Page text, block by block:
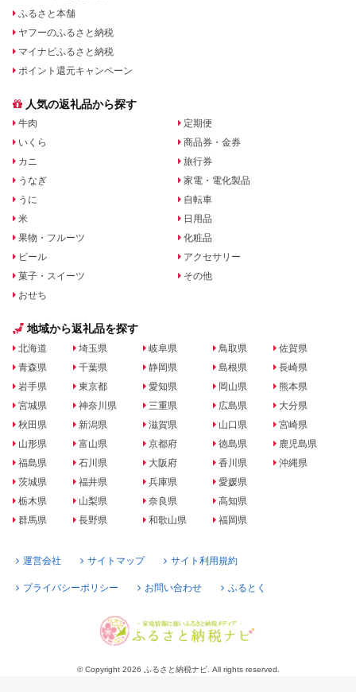
ふるさと本舗
ヤフーのふるさと納税
マイナビふるさと納税
ポイント還元キャンペーン
人気の返礼品から探す
牛肉
いくら
カニ
うなぎ
うに
米
果物・フルーツ
ビール
菓子・スイーツ
おせち
定期便
商品券・金券
旅行券
家電・電化製品
自転車
日用品
化粧品
アクセサリー
その他
地域から返礼品を探す
北海道
青森県
岩手県
宮城県
秋田県
山形県
福島県
茨城県
栃木県
群馬県
埼玉県
千葉県
東京都
神奈川県
新潟県
富山県
石川県
福井県
山梨県
長野県
岐阜県
静岡県
愛知県
三重県
滋賀県
京都府
大阪府
兵庫県
奈良県
和歌山県
鳥取県
島根県
岡山県
広島県
山口県
徳島県
香川県
愛媛県
高知県
福岡県
佐賀県
長崎県
熊本県
大分県
宮崎県
鹿児島県
沖縄県
運営会社 サイトマップ サイト利用規約
プライバシーポリシー お問い合わせ ふるとく
© Copyright 2026 ふるさと納税ナビ. All rights reserved.